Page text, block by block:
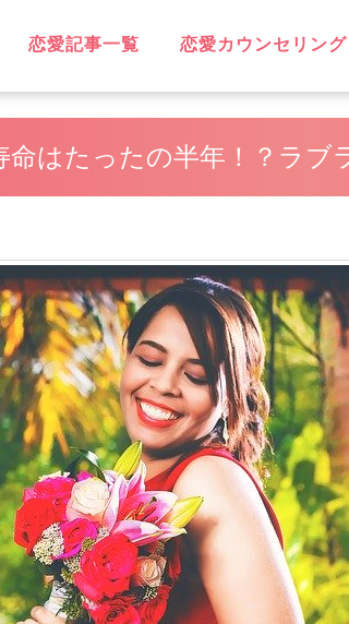
恋愛記事一覧
LOVE
不倫
無料相談
片思い
復縁
失恋
浮気
遠距離恋愛
略奪愛
ソウルメイト
スピリチュアル
恋に効く♡
笑えるネタ
子持ち
出会い
デート・旅行
同性愛
結婚
男性心理
恋愛ウォッチャー
ハッピーライフ
ヘルシーライフ
LGBT
恋愛カウンセリング
命はたったの半年！？ラブ